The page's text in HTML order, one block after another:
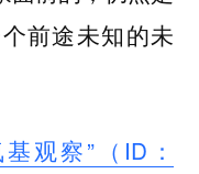
前途未知的未
基观察”（ID：